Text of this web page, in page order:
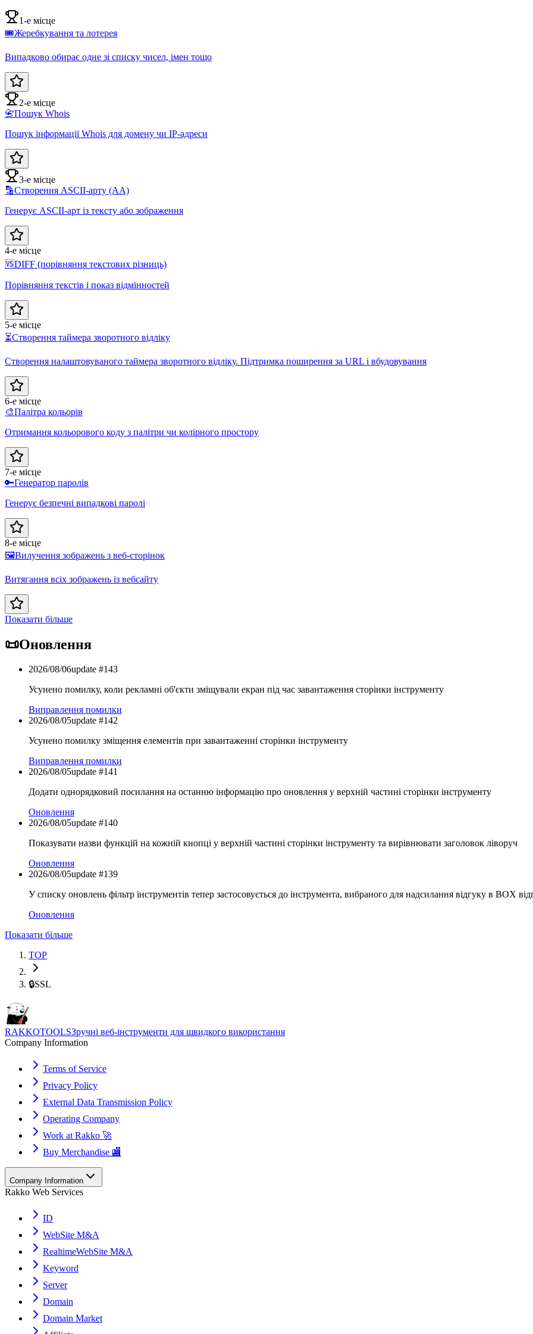
1-е місце
🎟️Жеребкування та лотерея
Випадково обирає одне зі списку чисел, імен тощо
2-е місце
📇Пошук Whois
Пошук інформації Whois для домену чи IP-адреси
3-е місце
🔡Створення ASCII-арту (AA)
Генерує ASCII-арт із тексту або зображення
4-е місце
🆚DIFF (порівняння текстових різниць)
Порівняння текстів і показ відмінностей
5-е місце
⏳Створення таймера зворотного відліку
Створення налаштовуваного таймера зворотного відліку. Підтримка поширення за URL і вбудовування
6-е місце
🎨Палітра кольорів
Отримання кольорового коду з палітри чи колірного простору
7-е місце
🔑Генератор паролів
Генерує безпечні випадкові паролі
8-е місце
🖼️Вилучення зображень з веб-сторінок
Витягання всіх зображень із вебсайту
Показати більше
📜Оновлення
2026/08/06update #143
Усунено помилку, коли рекламні об'єкти зміщували екран під час завантаження сторінки інструменту
Виправлення помилки
2026/08/05update #142
Усунено помилку зміщення елементів при завантаженні сторінки інструменту
Виправлення помилки
2026/08/05update #141
Додати однорядковий посилання на останню інформацію про оновлення у верхній частині сторінки інструменту
Оновлення
2026/08/05update #140
Показувати назви функцій на кожній кнопці у верхній частині сторінки інструменту та вирівнювати заголовок ліворуч
Оновлення
2026/08/05update #139
У списку оновлень фільтр інструментів тепер застосовується до інструмента, вибраного для надсилання відгуку в BOX
Оновлення
Показати більше
TOP
🔒SSL
RAKKOTOOLSЗручні веб-інструменти для швидкого використання
Company Information
Terms of Service
Privacy Policy
External Data Transmission Policy
Operating Company
Work at Rakko 🚀
Buy Merchandise 🏬
Company Information
Rakko Web Services
ID
WebSite M&A
RealtimeWebSite M&A
Keyword
Server
Domain
Domain Market